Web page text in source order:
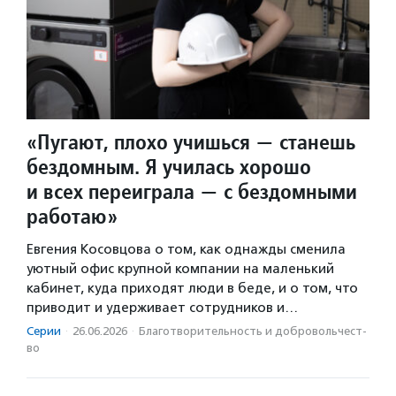
«Пугают, плохо учишься — станешь
бездомным. Я училась хорошо
и всех переиграла — с бездомными
работаю»
Евгения Косовцова о том, как однажды сменила
уютный офис крупной компании на маленький
кабинет, куда приходят люди в беде, и о том, что
приводит и удерживает сотрудников и…
Серии · 26.06.2026 · Благотвори­тель­ность и доброволь­чест­
во